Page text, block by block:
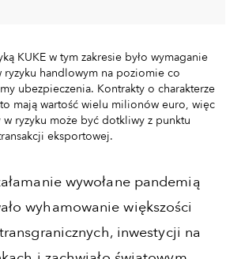
KUKE w tym zakresie było wymaganie
ryzyku handlowym na poziomie co
ubezpieczenia. Kontrakty o charakterze
mają wartość wielu milionów euro, więc
w ryzyku może być dotkliwy z punktu
eksportowej.
wywołane pandemią
wyhamowanie większości
inwestycji na